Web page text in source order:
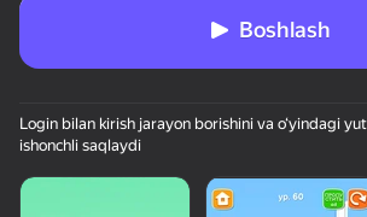
Boshlash
Login bilan kirish jarayon borishini va o‘yindagi
ishonchli saqlaydi